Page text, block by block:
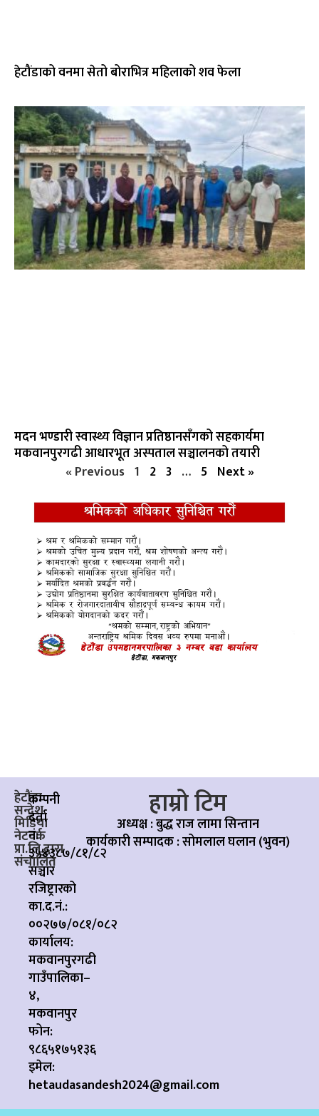
हेटौंडाको वनमा सेतो बोराभित्र महिलाको शव फेला
मदन भण्डारी स्वास्थ्य विज्ञान प्रतिष्ठानसँगको सहकार्यमा
मकवानपुरगढी आधारभूत अस्पताल सञ्चालनको तयारी
« Previous 1 2 3 … 5 Next »
हेटौंडा
सन्देश
मिडिया
नेटवर्क
प्रा.लि.द्वारा
संचालित
कम्पनी
दर्ता
नं:
३५४३८७/८१/८२
सञ्चार
रजिष्ट्रारको
का.द.नं.:
००२७७/०८१/०८२
कार्यालय:
मकवानपुरगढी
गाउँपालिका–
४,
मकवानपुर
फोन:
९८६५१७५१३६
इमेल:
hetaudasandesh2024@gmail.com
हाम्रो टिम
अध्यक्ष : बुद्ध राज लामा सिन्तान
कार्यकारी सम्पादक :सोमलाल घलान (भुवन)